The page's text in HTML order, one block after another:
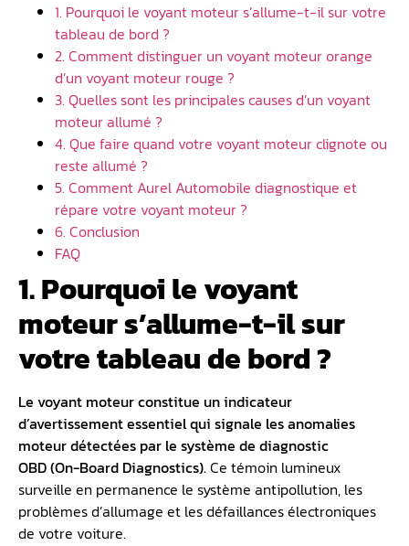
1. Pourquoi le voyant moteur s’allume-t-il sur votre
tableau de bord ?
2. Comment distinguer un voyant moteur orange
d’un voyant moteur rouge ?
3. Quelles sont les principales causes d’un voyant
moteur allumé ?
4. Que faire quand votre voyant moteur clignote ou
reste allumé ?
5. Comment Aurel Automobile diagnostique et
répare votre voyant moteur ?
6. Conclusion
FAQ
1. Pourquoi le voyant
moteur s’allume-t-il sur
votre tableau de bord ?
Le voyant moteur constitue un indicateur
d’avertissement essentiel qui signale lesanomalies
moteurdétectées par le système de diagnostic
OBD(On-Board Diagnostics).Ce témoin lumineux
surveille en permanence le système antipollution, les
problèmes d’allumage et les défaillances électroniques
de votre voiture.